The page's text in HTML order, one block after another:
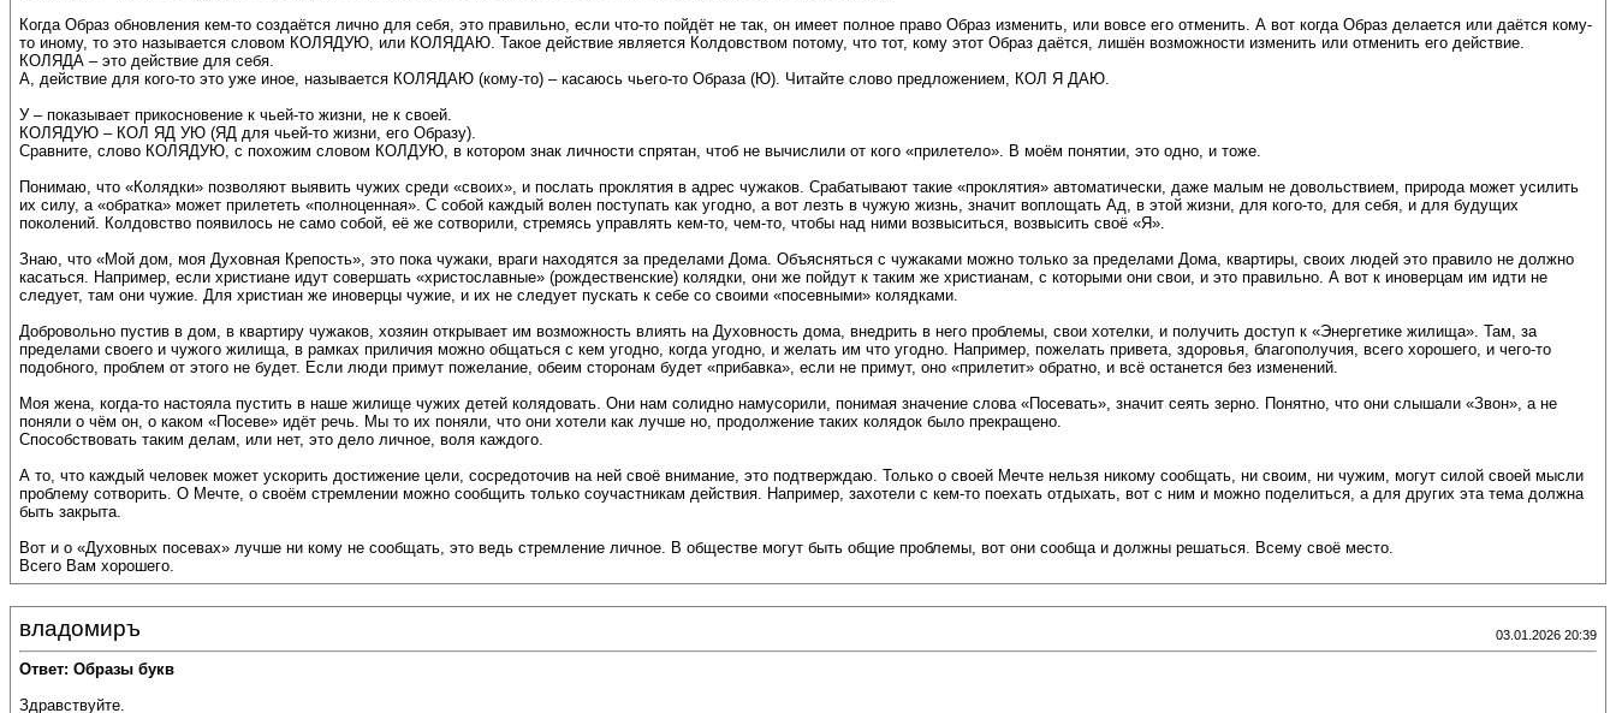
Когда Образ обновления кем-то создаётся лично для себя, это правильно, если что-то пойдёт не так, он имеет полное право Образ изменить, или вовсе его отменить. А вот когда Образ делается или даётся кому-
то иному, то это называется словом КОЛЯДУЮ, или КОЛЯДАЮ. Такое действие является Колдовством потому, что тот, кому этот Образ даётся, лишён возможности изменить или отменить его действие.
КОЛЯДА – это действие для себя.
А, действие для кого-то это уже иное, называется КОЛЯДАЮ (кому-то) – касаюсь чьего-то Образа (Ю). Читайте слово предложением, КОЛ Я ДАЮ.
У – показывает прикосновение к чьей-то жизни, не к своей.
КОЛЯДУЮ – КОЛ ЯД УЮ (ЯД для чьей-то жизни, его Образу).
Сравните, слово КОЛЯДУЮ, с похожим словом КОЛДУЮ, в котором знак личности спрятан, чтоб не вычислили от кого «прилетело». В моём понятии, это одно, и тоже.
Понимаю, что «Колядки» позволяют выявить чужих среди «своих», и послать проклятия в адрес чужаков. Срабатывают такие «проклятия» автоматически, даже малым не довольствием, природа может усилить
их силу, а «обратка» может прилететь «полноценная». С собой каждый волен поступать как угодно, а вот лезть в чужую жизнь, значит воплощать Ад, в этой жизни, для кого-то, для себя, и для будущих
поколений. Колдовство появилось не само собой, её же сотворили, стремясь управлять кем-то, чем-то, чтобы над ними возвыситься, возвысить своё «Я».
Знаю, что «Мой дом, моя Духовная Крепость», это пока чужаки, враги находятся за пределами Дома. Объясняться с чужаками можно только за пределами Дома, квартиры, своих людей это правило не должно
касаться. Например, если христиане идут совершать «христославные» (рождественские) колядки, они же пойдут к таким же христианам, с которыми они свои, и это правильно. А вот к иноверцам им идти не
следует, там они чужие. Для христиан же иноверцы чужие, и их не следует пускать к себе со своими «посевными» колядками.
Добровольно пустив в дом, в квартиру чужаков, хозяин открывает им возможность влиять на Духовность дома, внедрить в него проблемы, свои хотелки, и получить доступ к «Энергетике жилища». Там, за
пределами своего и чужого жилища, в рамках приличия можно общаться с кем угодно, когда угодно, и желать им что угодно. Например, пожелать привета, здоровья, благополучия, всего хорошего, и чего-то
подобного, проблем от этого не будет. Если люди примут пожелание, обеим сторонам будет «прибавка», если не примут, оно «прилетит» обратно, и всё останется без изменений.
Моя жена, когда-то настояла пустить в наше жилище чужих детей колядовать. Они нам солидно намусорили, понимая значение слова «Посевать», значит сеять зерно. Понятно, что они слышали «Звон», а не
поняли о чём он, о каком «Посеве» идёт речь. Мы то их поняли, что они хотели как лучше но, продолжение таких колядок было прекращено.
Способствовать таким делам, или нет, это дело личное, воля каждого.
А то, что каждый человек может ускорить достижение цели, сосредоточив на ней своё внимание, это подтверждаю. Только о своей Мечте нельзя никому сообщать, ни своим, ни чужим, могут силой своей мысли
проблему сотворить. О Мечте, о своём стремлении можно сообщить только соучастникам действия. Например, захотели с кем-то поехать отдыхать, вот с ним и можно поделиться, а для других эта тема должна
быть закрыта.
Вот и о «Духовных посевах» лучше ни кому не сообщать, это ведь стремление личное. В обществе могут быть общие проблемы, вот они сообща и должны решаться. Всему своё место.
Всего Вам хорошего.
владомиръ 03.01.2026 20:39
Ответ: Образы букв
Здравствуйте.